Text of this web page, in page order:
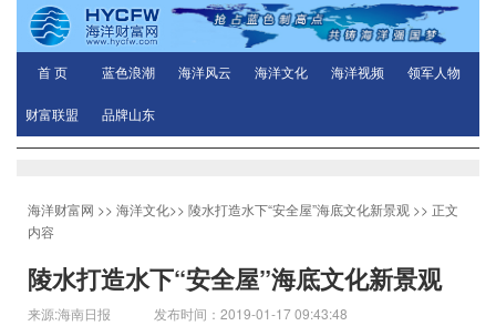
首 页 蓝色浪潮 海洋风云 海洋文化 海洋视频 领军人物
财富联盟 品牌山东
海洋财富网 >> 海洋文化>> 陵水打造水下“安全屋”海底文化新景观 >> 正文
内容
陵水打造水下“安全屋”海底文化新景观
来源:海南日报 发布时间：2019-01-17 09:43:48